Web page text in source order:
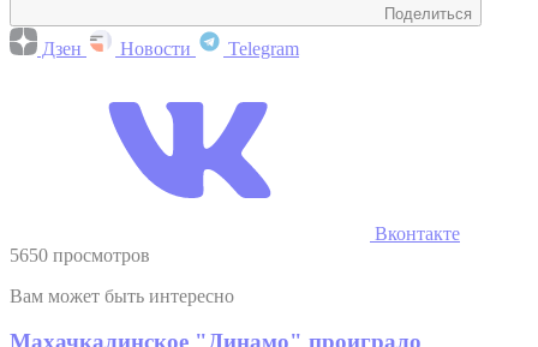
Поделиться
Дзен Новости Telegram
Вконтакте
5650 просмотров
Вам может быть интересно